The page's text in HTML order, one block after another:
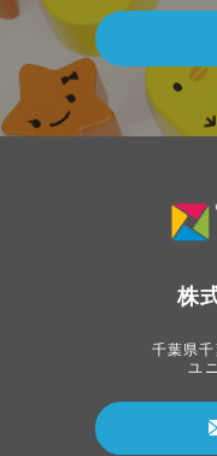
株
千葉県
ユ